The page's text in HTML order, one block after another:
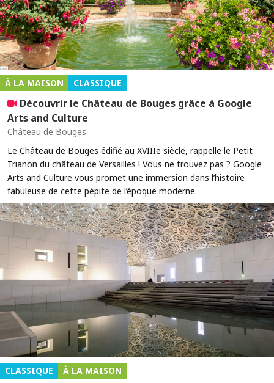
À LA MAISON CLASSIQUE
Découvrir le Château de Bouges grâce à Google
Arts and Culture
Château de Bouges
Le Château de Bouges édifié au XVIIIe siècle, rappelle le Petit
Trianon du château de Versailles ! Vous ne trouvez pas ? Google
Arts and Culture vous promet une immersion dans l’histoire
fabuleuse de cette pépite de l’époque moderne.
CLASSIQUE À LA MAISON